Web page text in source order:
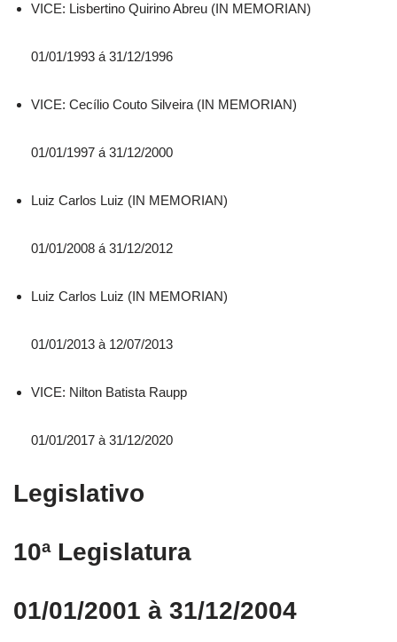
VICE: Lisbertino Quirino Abreu (IN MEMORIAN)
01/01/1993 á 31/12/1996
VICE: Cecílio Couto Silveira (IN MEMORIAN)
01/01/1997 á 31/12/2000
Luiz Carlos Luiz (IN MEMORIAN)
01/01/2008 á 31/12/2012
Luiz Carlos Luiz (IN MEMORIAN)
01/01/2013 à 12/07/2013
VICE: Nilton Batista Raupp
01/01/2017 à 31/12/2020
Legislativo
10ª Legislatura
01/01/2001 à 31/12/2004